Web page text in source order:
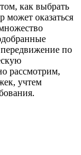
как выбрать
может оказаться
по
рассмотрим,
учтем